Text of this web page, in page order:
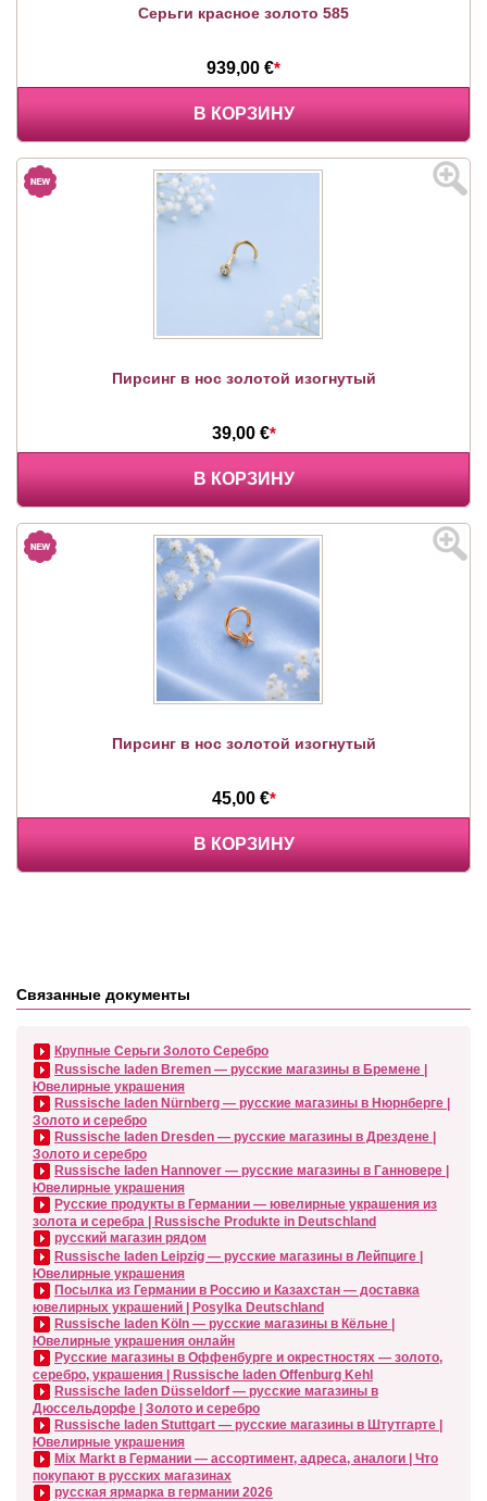
Серьги красное золото 585
939,00 €*
В КОРЗИНУ
Пирсинг в нос золотой изогнутый
39,00 €*
В КОРЗИНУ
Пирсинг в нос золотой изогнутый
45,00 €*
В КОРЗИНУ
Связанные документы
Крупные Серьги Золото Серебро
Russische laden Bremen — русские магазины в Бремене |
Ювелирные украшения
Russische laden Nürnberg — русские магазины в Нюрнберге |
Золото и серебро
Russische laden Dresden — русские магазины в Дрездене |
Золото и серебро
Russische laden Hannover — русские магазины в Ганновере |
Ювелирные украшения
Русские продукты в Германии — ювелирные украшения из
золота и серебра | Russische Produkte in Deutschland
русский магазин рядом
Russische laden Leipzig — русские магазины в Лейпциге |
Ювелирные украшения
Посылка из Германии в Россию и Казахстан — доставка
ювелирных украшений | Posylka Deutschland
Russische laden Köln — русские магазины в Кёльне |
Ювелирные украшения онлайн
Русские магазины в Оффенбурге и окрестностях — золото,
серебро, украшения | Russische laden Offenburg Kehl
Russische laden Düsseldorf — русские магазины в
Дюссельдорфе | Золото и серебро
Russische laden Stuttgart — русские магазины в Штутгарте |
Ювелирные украшения
Mix Markt в Германии — ассортимент, адреса, аналоги | Что
покупают в русских магазинах
русская ярмарка в германии 2026